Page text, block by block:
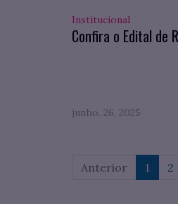
Institucional
Confira o Edital de
junho. 26, 2025
Anterior 1 2